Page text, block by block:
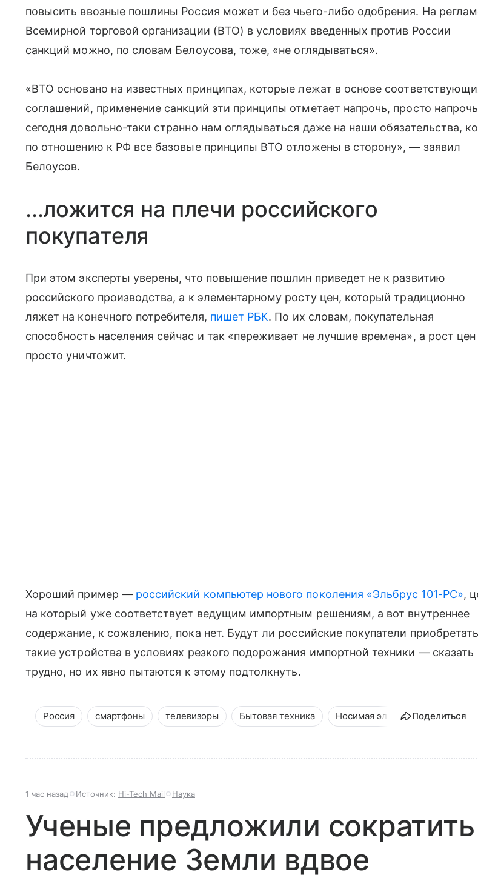
повысить ввозные пошлины Россия может и без чьего-либо одобрения. На
Всемирной торговой организации (ВТО) в условиях введенных против России
санкций можно, по словам Белоусова, тоже, «не оглядываться».
«ВТО основано на известных принципах, которые лежат в основе
соглашений, применение санкций эти принципы отметает напрочь, просто
сегодня довольно-таки странно нам оглядываться даже на наши обязательства,
по отношению к РФ все базовые принципы ВТО отложены в сторону», — заявил
Белоусов.
...ложится на плечи российского
покупателя
При этом эксперты уверены, что повышение пошлин приведет не к развитию
российского производства, а к элементарному росту цен, который традиционно
ляжет на конечного потребителя, пишет РБК. По их словам, покупательная
способность населения сейчас и так «переживает не лучшие времена», а рост цен
просто уничтожит.
Хороший пример — российский компьютер нового поколения «Эльбрус 101-РС»,
на который уже соответствует ведущим импортным решениям, а вот внутреннее
содержание, к сожалению, пока нет. Будут ли российские покупатели приобретать
такие устройства в условиях резкого подорожания импортной техники — сказать
трудно, но их явно пытаются к этому подтолкнуть.
Россия смартфоны телевизоры Бытовая техника Носимая электроникаПоделиться
1 час назад Источник: Hi-Tech Mail Наука
Ученые предложили сократить
население Земли вдвое